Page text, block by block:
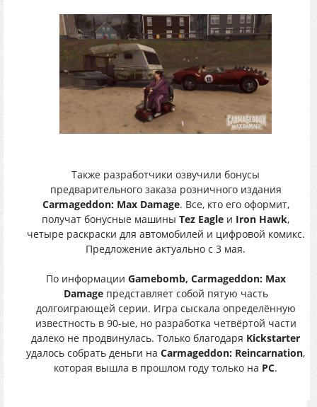
Также разработчики озвучили бонусы
предварительного заказа розничного издания
Carmageddon: Max Damage. Все, кто его оформит,
получат бонусные машины Tez Eagle и Iron Hawk,
четыре раскраски для автомобилей и цифровой комикс.
Предложение актуально с 3 мая.
По информации Gamebomb, Carmageddon: Max
Damageпредставляет собой пятую часть
долгоиграющей серии. Игра сыскала определённую
известность в 90-ые, но разработка четвёртой части
далеко не продвинулась. Только благодаря Kickstarter
удалось собрать деньги на Carmageddon: Reincarnation,
которая вышла в прошлом году только на PC.